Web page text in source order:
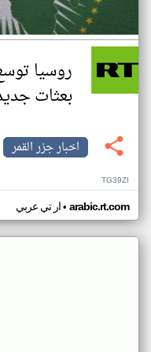
روسيا
بعثات جديدة في 4
اخبار جزر القمر
TG39ZI
ار تي عربي• arabic.rt.com